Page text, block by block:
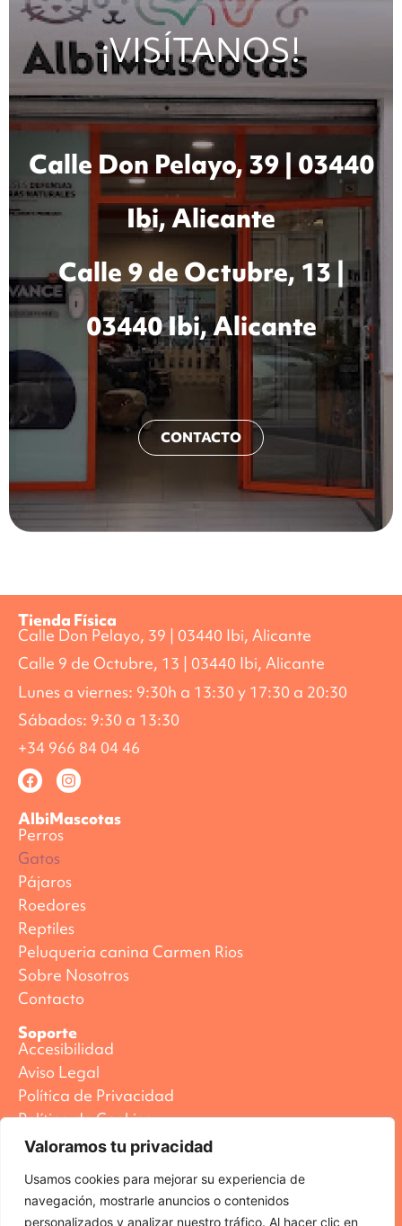
Valoramos tu privacidad
Usamos cookies para mejorar su experiencia de
navegación, mostrarle anuncios o contenidos
personalizados y analizar nuestro tráfico. Al hacer clic en
¡VISÍTANOS!
Calle Don Pelayo, 39 | 03440
Ibi, Alicante
Calle 9 de Octubre, 13 |
03440 Ibi, Alicante
CONTACTO
Tienda Física
Calle Don Pelayo, 39 | 03440 Ibi, Alicante
Calle 9 de Octubre, 13 | 03440 Ibi, Alicante
Lunes a viernes: 9:30h a 13:30 y 17:30 a 20:30
Sábados: 9:30 a 13:30
+34 966 84 04 46
AlbiMascotas
Perros
Gatos
Pájaros
Roedores
Reptiles
Peluqueria canina Carmen Rios
Sobre Nosotros
Contacto
Soporte
Accesibilidad
Aviso Legal
Política de Privacidad
Política de Cookies